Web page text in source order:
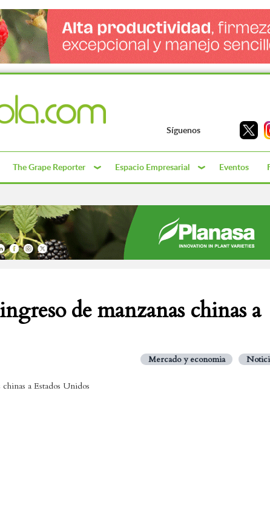
Síguenos
The Grape Reporter Espacio Empresarial Eventos
de manzanas chinas a
Mercado y economia